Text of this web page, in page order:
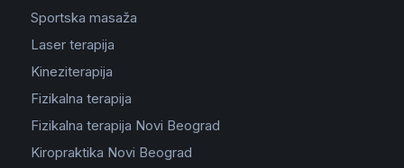
Sportska masaža
Laser terapija
Kineziterapija
Fizikalna terapija
Fizikalna terapija Novi Beograd
Kiropraktika Novi Beograd